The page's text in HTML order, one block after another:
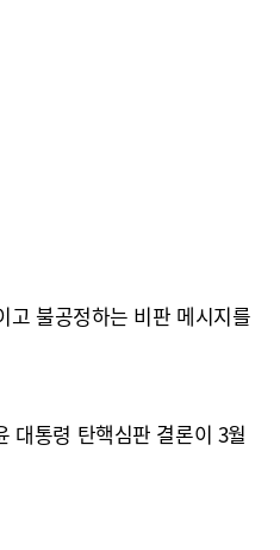
고 불공정하는 비판 메시지를
대통령 탄핵심판 결론이 3월